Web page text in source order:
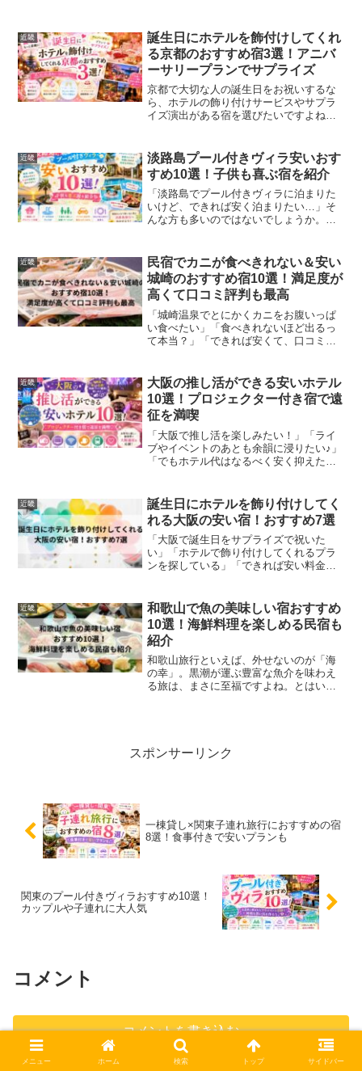
近畿
誕生日にホテルを飾付けしてくれ
る京都のおすすめ宿3選！アニバ
ーサリープランでサプライズ
京都で大切な人の誕生日をお祝いするな
ら、ホテルの飾り付けサービスやサプラ
イズ演出がある宿を選びたいですよね。
「京都らしいおしゃれなホテルでお祝い
したい」と考えている方も多いの...
近畿
淡路島プール付きヴィラ安いおす
すめ10選！子供も喜ぶ宿を紹介
「淡路島でプール付きヴィラに泊まりた
いけど、できれば安く泊まりたい…」そ
んな方も多いのではないでしょうか。せ
や家族で気兼ねなく楽しめるヴィラに泊
まりたい プライベート...
近畿
民宿でカニが食べきれない＆安い
城崎のおすすめ宿10選！満足度が
高くて口コミ評判も最高
「城崎温泉でとにかくカニをお腹いっぱ
い食べたい」「食べきれないほど出るっ
て本当？」「できれば安くて、口コミ評
も比較的リーズナブル”と評判の、城崎温
泉エリアの民宿・旅館を...
近畿
大阪の推し活ができる安いホテル
10選！プロジェクター付き宿で遠
征を満喫
「大阪で推し活を楽しみたい！」「ライ
ブやイベントのあとも余韻に浸りたい♪」
「でもホテル代はなるべく安く抑えた
介します。京セラドーム大阪や大阪城ホ
ール、インテックス大...
近畿
誕生日にホテルを飾り付けしてく
れる大阪の安い宿！おすすめ7選
「大阪で誕生日をサプライズで祝いた
い」「ホテルで飾り付けしてくれるプラ
ンを探している」「できれば安い料金で
誕生日や記念日に合わせた装飾付きの宿
泊プランが増えており、ケー...
近畿
和歌山で魚の美味しい宿おすすめ
10選！海鮮料理を楽しめる民宿も
紹介
和歌山旅行といえば、外せないのが「海
の幸」。黒潮が運ぶ豊富な魚介を味わえ
る旅は、まさに至福ですよね。とはい
スポンサーリンク
一棟貸し×関東子連れ旅行におすすめの宿
8選！食事付きで安いプランも
関東のプール付きヴィラおすすめ10選！
カップルや子連れに大人気
コメント
コメントを書き込む
メニュー ホーム 検索 トップ サイドバー